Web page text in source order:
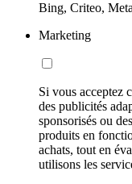
Bing, Criteo,
Marketing
Si vous acceptez
des publicités
sponsorisés ou
produits en
achats, tout en
utilisons les